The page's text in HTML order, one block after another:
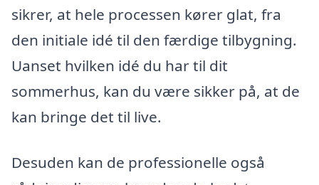
sikrer, at hele processen kører glat, fra
den initiale idé til den færdige tilbygning.
Uanset hvilken idé du har til dit
sommerhus, kan du være sikker på, at de
kan bringe det til live.
Desuden kan de professionelle også